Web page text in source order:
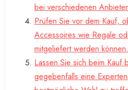
bei verschiedenen
Prüfen Sie vor dem Kauf,
Accessoires wie Regale
mitgeliefert werden können.
Lassen Sie sich beim Kauf
gegebenfalls eine